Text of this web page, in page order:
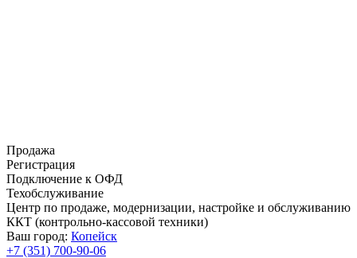
Продажа
Регистрация
Подключение к ОФД
Техобслуживание
Центр по продаже, модернизации, настройке и обслуживанию
ККТ (контрольно-кассовой техники)
Ваш город: Копейск
+7 (351) 700-90-06